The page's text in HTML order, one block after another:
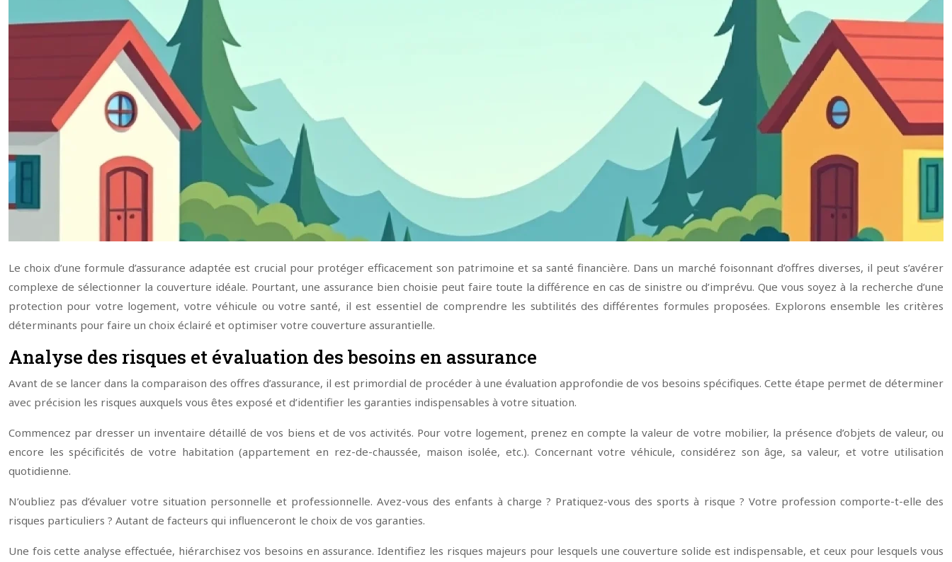
Le choix d’une formule d’assurance adaptée est crucial pour protéger efficacement son patrimoine et sa santé financière. Dans un marché foisonnant d’offres diverses, il peut s’avérer
complexe de sélectionner la couverture idéale. Pourtant, une assurance bien choisie peut faire toute la différence en cas de sinistre ou d’imprévu. Que vous soyez à la recherche d’une
protection pour votre logement, votre véhicule ou votre santé, il est essentiel de comprendre les subtilités des différentes formules proposées. Explorons ensemble les critères
déterminants pour faire un choix éclairé et optimiser votre couverture assurantielle.
Analyse des risques et évaluation des besoins en assurance
Avant de se lancer dans la comparaison des offres d’assurance, il est primordial de procéder à une évaluation approfondie de vos besoins spécifiques. Cette étape permet de déterminer
avec précision les risques auxquels vous êtes exposé et d’identifier les garanties indispensables à votre situation.
Commencez par dresser un inventaire détaillé de vos biens et de vos activités. Pour votre logement, prenez en compte la valeur de votre mobilier, la présence d’objets de valeur, ou
encore les spécificités de votre habitation (appartement en rez-de-chaussée, maison isolée, etc.). Concernant votre véhicule, considérez son âge, sa valeur, et votre utilisation
quotidienne.
N’oubliez pas d’évaluer votre situation personnelle et professionnelle. Avez-vous des enfants à charge ? Pratiquez-vous des sports à risque ? Votre profession comporte-t-elle des
risques particuliers ? Autant de facteurs qui influenceront le choix de vos garanties.
Une fois cette analyse effectuée, hiérarchisez vos besoins en assurance. Identifiez les risques majeurs pour lesquels une couverture solide est indispensable, et ceux pour lesquels vous